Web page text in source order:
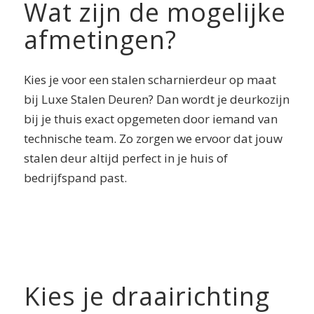
Wat zijn de mogelijke
afmetingen?
Kies je voor een stalen scharnierdeur op maat
bij Luxe Stalen Deuren? Dan wordt je deurkozijn
bij je thuis exact opgemeten door iemand van
technische team. Zo zorgen we ervoor dat jouw
stalen deur altijd perfect in je huis of
bedrijfspand past.
Kies je draairichting